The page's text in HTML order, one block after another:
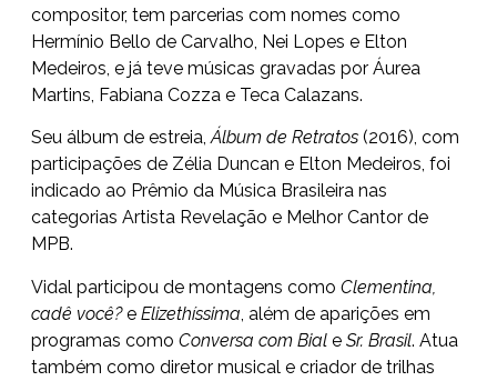
compositor, tem parcerias com nomes como
Hermínio Bello de Carvalho, Nei Lopes e Elton
Medeiros, e já teve músicas gravadas por Áurea
Martins, Fabiana Cozza e Teca Calazans.
Seu álbum de estreia,Álbum de Retratos (2016), com
participações de Zélia Duncan e Elton Medeiros, foi
indicado ao Prêmio da Música Brasileira nas
categorias Artista Revelação e Melhor Cantor de
MPB.
Vidal participou de montagens como Clementina,
cadê você?e Elizethíssima , além de aparições em
programas como Conversa com Bial e Sr. Brasil. Atua
também como diretor musical e criador de trilhas